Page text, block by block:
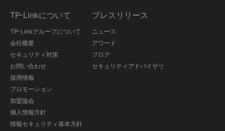
TP-Linkについて
TP-Linkグループについて
会社概要
セキュリティ対策
お問い合わせ
採用情報
プロモーション
加盟協会
個人情報方針
情報セキュリティ基本方針
プレスリリース
ニュース
アワード
ブログ
セキュリティアドバイザリ